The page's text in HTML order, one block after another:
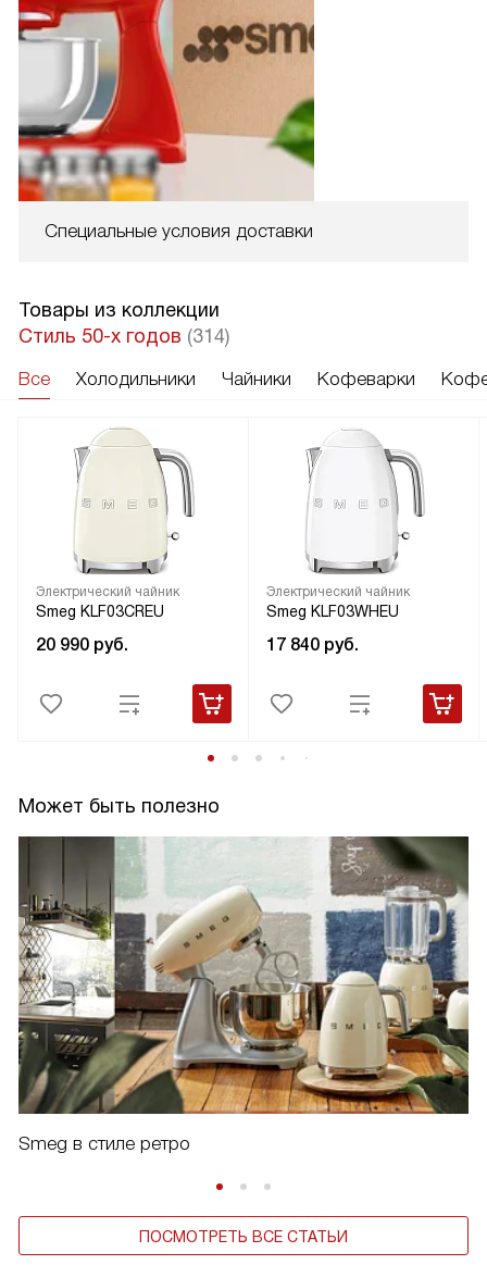
Специальные условия доставки
Товары из коллекции
Стиль 50-х годов (314)
Все Холодильники Чайники Кофеварки
Электрический чайник
Smeg KLF03CREU
20 990 руб.
Электрический чайник
Smeg KLF03WHEU
17 840 руб.
Может быть полезно
Smeg в стиле ретро
ПОСМОТРЕТЬ ВСЕ СТАТЬИ